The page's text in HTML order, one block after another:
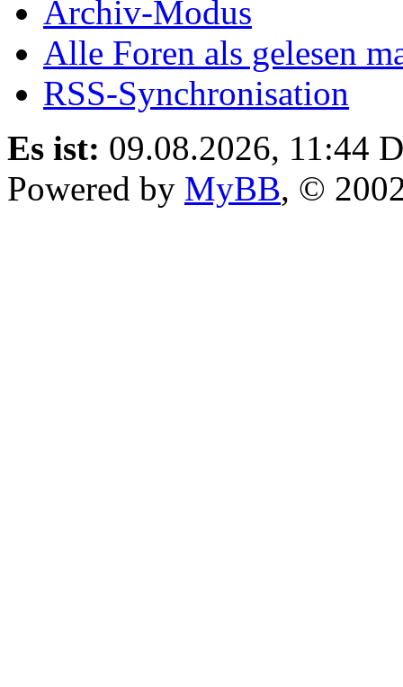
Archiv-Modus
Alle Foren als gelesen
RSS-Synchronisation
Es ist: 09.08.2026, 11:44
Powered by MyBB, ©